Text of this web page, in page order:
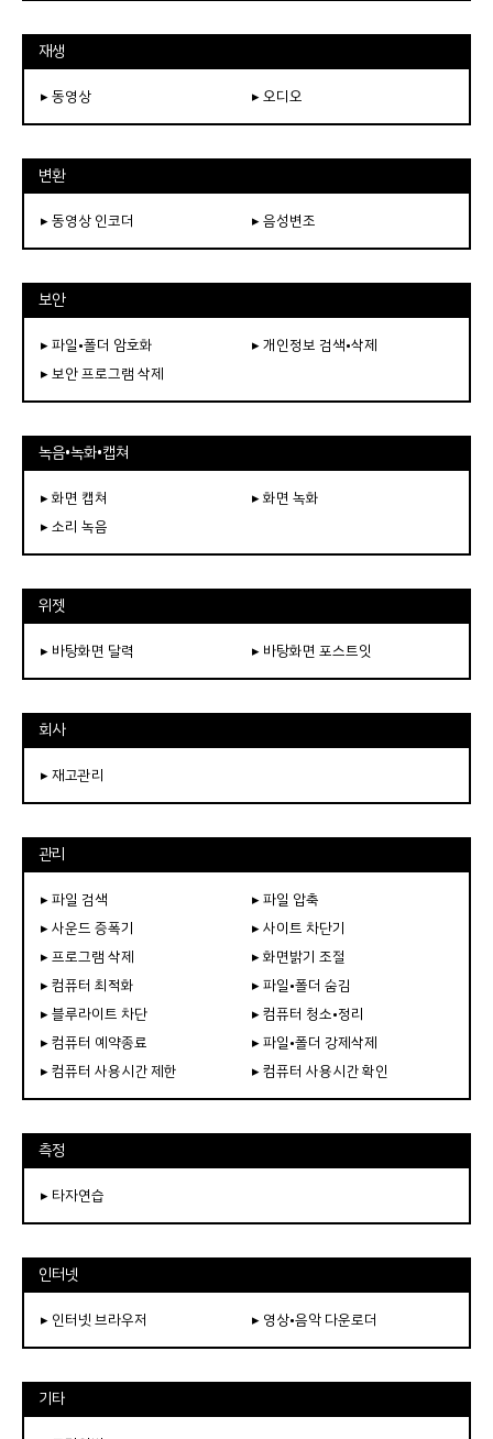
재생
▸ 동영상 ▸ 오디오
변환
▸ 동영상 인코더 ▸ 음성변조
보안
▸ 파일•폴더 암호화
▸ 개인정보 검색•삭제
▸ 보안 프로그램 삭제
녹음•녹화•캡쳐
▸ 화면 캡쳐
▸ 화면 녹화
▸ 소리 녹음
위젯
▸ 바탕화면 달력 ▸ 바탕화면 포스트잇
회사
▸ 재고관리
관리
▸ 파일 검색
▸ 파일 압축
▸ 사운드 증폭기
▸ 사이트 차단기
▸ 프로그램 삭제
▸ 화면밝기 조절
▸ 컴퓨터 최적화
▸ 파일•폴더 숨김
▸ 블루라이트 차단
▸ 컴퓨터 청소•정리
▸ 컴퓨터 예약종료
▸ 파일•폴더 강제삭제
▸ 컴퓨터 사용시간 제한
▸ 컴퓨터 사용시간 확인
측정
▸ 타자연습
인터넷
▸ 인터넷 브라우저 ▸ 영상•음악 다운로더
기타